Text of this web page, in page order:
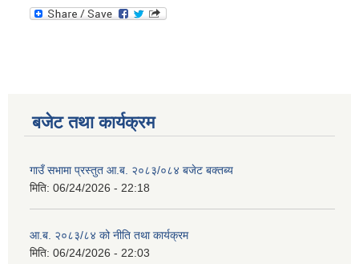
बजेट तथा कार्यक्रम
गाउँ सभामा प्रस्तुत आ.ब. २०८३/०८४ बजेट बक्तब्य
मिति: 06/24/2026 - 22:18
आ.ब. २०८३/८४ को नीति तथा कार्यक्रम
मिति: 06/24/2026 - 22:03